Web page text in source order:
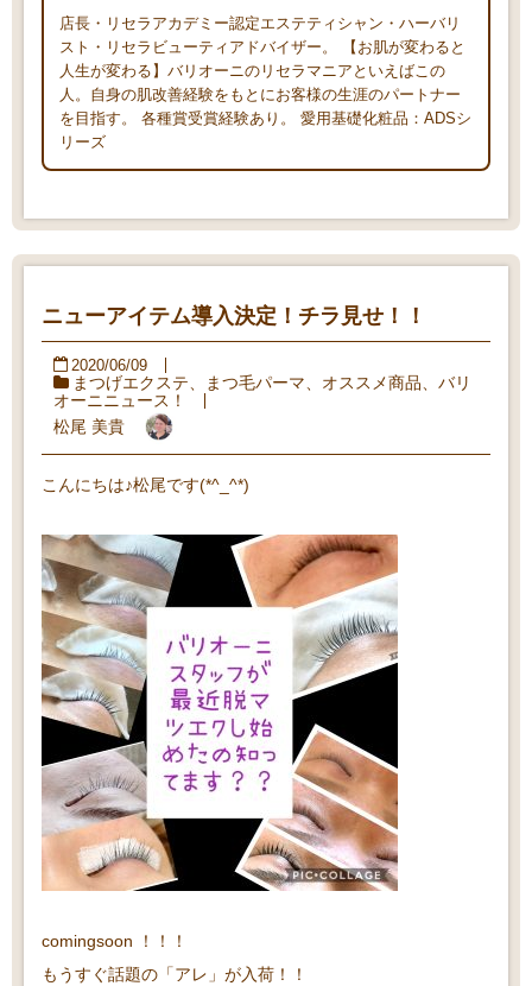
店長・リセラアカデミー認定エステティシャン・ハーバリ
スト・リセラビューティアドバイザー。 【お肌が変わると
人生が変わる】バリオーニのリセラマニアといえばこの
人。自身の肌改善経験をもとにお客様の生涯のパートナー
を目指す。 各種賞受賞経験あり。 愛用基礎化粧品：ADSシ
リーズ
ニューアイテム導入決定！チラ見せ！！
2020/06/09
まつげエクステ まつ毛パーマ オススメ商品
バリ
オーニニュース！
松尾 美貴
こんにちは♪松尾です(*^_^*)
comingsoon ！！！
もうすぐ話題の「アレ」が入荷！！